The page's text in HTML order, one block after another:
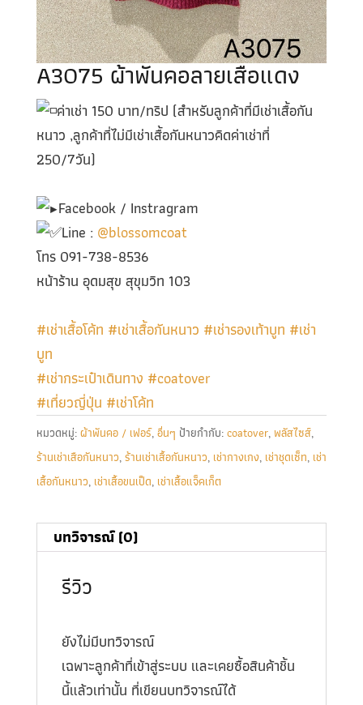
A3075 ผ้าพันคอลายเสือแดง
ค่าเช่า 150 บาท/ทริป (สำหรับลูกค้าที่มีเช่าเสื้อกัน
หนาว ,ลูกค้าที่ไม่มีเช่าเสื้อกันหนาวคิดค่าเช่าที่
250/7วัน)
Facebook / Instragram
Line : @blossomcoat
โทร 091-738-8536
หน้าร้าน อุดมสุข สุขุมวิท 103
#เช่าเสื้อโค้ท #เช่าเสื้อกันหนาว #เช่ารองเท้าบูท #เช่า
บูท
#เช่ากระเป๋าเดินทาง #coatover
#เที่ยวญี่ปุ่น #เช่าโค้ท
หมวดหมู่:ผ้าพันคอ / เฟอร์,อื่นๆ ป้ายกำกับ:coatover, พลัสไซส์,
ร้านเช่าเสือกันหนาว,ร้านเช่าเสื้อกันหนาว, เช่ากางเกง, เช่าชุดเซ็ท, เช่า
เสื้อกันหนาว, เช่าเสื้อขนเป็ด, เช่าเสื้อแจ็คเก็ต
บทวิจารณ์ (0)
รีวิว
ยังไม่มีบทวิจารณ์
เฉพาะลูกค้าที่เข้าสู่ระบบ และเคยซื้อสินค้าชิ้น
นี้แล้วเท่านั้น ที่เขียนบทวิจารณ์ได้